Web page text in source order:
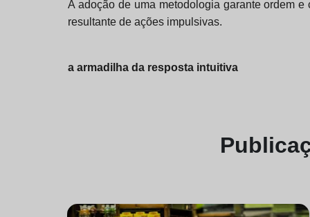
A adoção de uma metodologia garante ordem
resultante de ações impulsivas.
a armadilha da resposta intuitiva